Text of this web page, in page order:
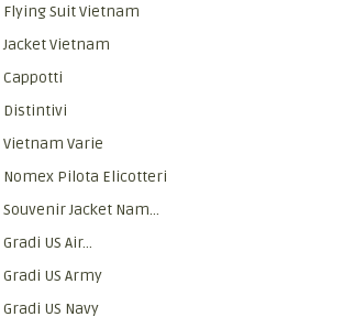
Flying Suit Vietnam
Jacket Vietnam
Cappotti
Distintivi
Vietnam Varie
Nomex Pilota Elicotteri
Souvenir Jacket Nam...
Gradi US Air...
Gradi US Army
Gradi US Navy